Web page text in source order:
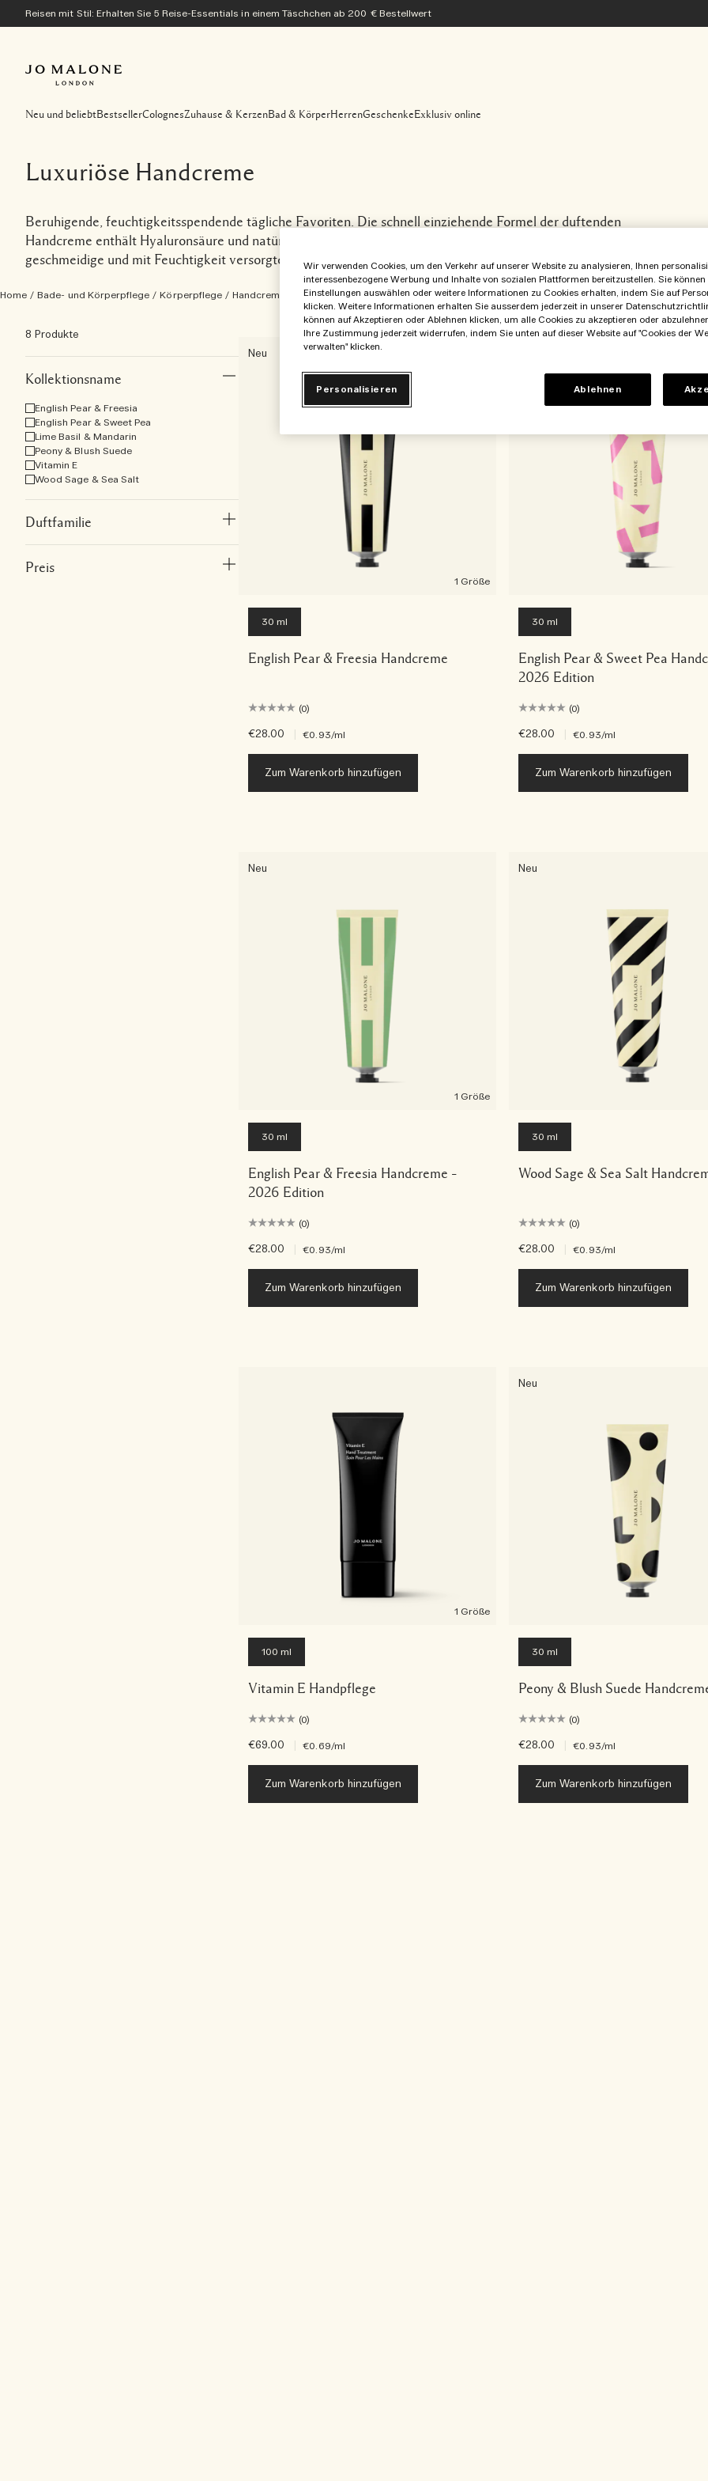
Reisen mit Stil: Erhalten Sie 5 Reise-Essentials in einem Täschchen ab 200 € Bestellwert
Neu und beliebtBestsellerColognesZuhause & KerzenBad & KörperHerrenGeschenke Exklusiv online
Luxuriöse Handcreme
Beruhigende, feuchtigkeitsspendende tägliche Favoriten. Die schnell einziehende Formel der duftenden
Handcreme enthält Hyaluronsäure und natürlich gewonnenes Glycerin, das bis zu acht Stunden weiche,
geschmeidige und mit Feuchtigkeit versorgte Haut verleiht.
Home / Bade- und Körperpflege / Körperpflege / Handcreme
8 Produkte
Kollektionsname
English Pear & Freesia
English Pear & Sweet Pea
Lime Basil & Mandarin
Peony & Blush Suede
Vitamin E
Wood Sage & Sea Salt
Duftfamilie
Preis
Neu
1 Größe
30 ml
English Pear & Freesia Handcreme
(0)
€28.00 €0.93/ml
Zum Warenkorb hinzufügen
30 ml
English Pear & Sweet Pea
2026 Edition
(0)
€28.00 €0.93/ml
Zum Warenkorb hinzufügen
Neu
1 Größe
30 ml
English Pear & Freesia Handcreme –
2026 Edition
(0)
€28.00 €0.93/ml
Zum Warenkorb hinzufügen
Neu
30 ml
Wood Sage & Sea Salt
(0)
€28.00 €0.93/ml
Zum Warenkorb hinzufügen
1 Größe
100 ml
Vitamin E Handpflege
(0)
€69.00 €0.69/ml
Zum Warenkorb hinzufügen
Neu
30 ml
Peony & Blush Suede
(0)
€28.00 €0.93/ml
Zum Warenkorb hinzufügen
Wir verwenden Cookies, um den Verkehr auf unserer Website zu analysieren, Ihnen
interessenbezogene Werbung und Inhalte von sozialen Plattformen bereitzustellen. Sie
Einstellungen auswählen oder weitere Informationen zu Cookies erhalten, indem Sie auf
klicken. Weitere Informationen erhalten Sie ausserdem jederzeit in unserer
können auf Akzeptieren oder Ablehnen klicken, um alle Cookies zu akzeptieren oder
Ihre Zustimmung jederzeit widerrufen, indem Sie unten auf dieser Website auf "Cookies der
verwalten" klicken.
Personalisieren Ablehnen